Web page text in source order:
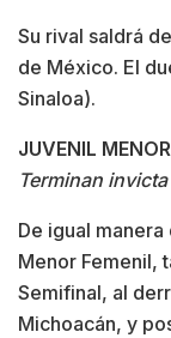
Su rival saldrá
de México. El
Sinaloa).
JUVENIL
Terminan
De igual
Menor Femenil,
Semifinal, al
Michoacán, y